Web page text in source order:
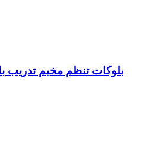
بلوكات تنظم مخيم تدريب